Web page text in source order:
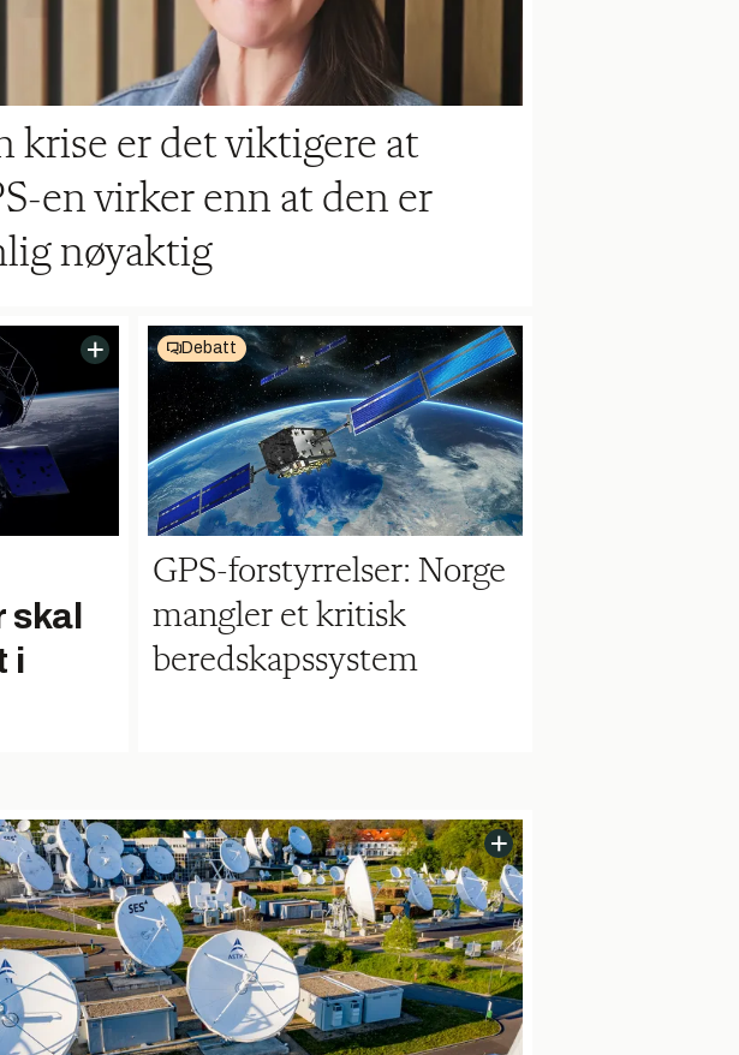
krise er det viktigere at
en virker enn at den er
nøyaktig
i
Debatt
GPS-forstyrrelser: Norge
mangler et kritisk
beredskapssystem